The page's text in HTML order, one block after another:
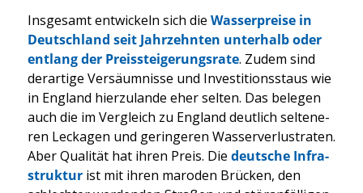
Ins­ge­samt ent­wi­ckeln sich die Was­ser­prei­se in
Deutsch­land seit Jahr­zehn­ten unter­halb oder
ent­lang der Preis­stei­ge­rungs­ra­te. Zudem sind
der­ar­ti­ge Ver­säum­nis­se und Inves­ti­ti­ons­staus wie
in Eng­land hier­zu­lan­de eher sel­ten. Das bele­gen
auch die im Ver­gleich zu Eng­land deut­lich sel­te­ne­
ren Lecka­gen und gerin­ge­ren Was­ser­ver­lust­ra­ten.
Aber Qua­li­tät hat ihren Preis. Die deut­sche Infra­
struk­turist mit ihren maro­den Brü­cken, den